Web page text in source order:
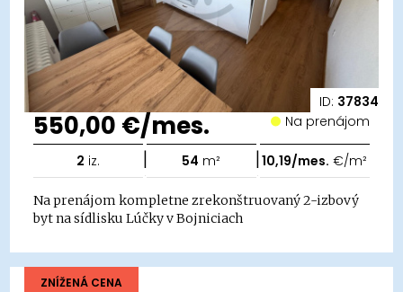
ID: 37834
550,00 €/mes. Na prenájom
2 iz. | 54 m² | 10,19/mes. €/m²
Na prenájom kompletne zrekonštruovaný 2-izbový
byt na sídlisku Lúčky v Bojniciach
ZNÍŽENÁ CENA